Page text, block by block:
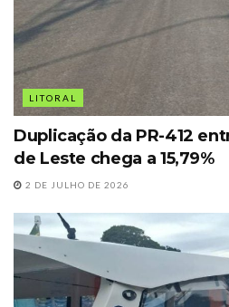
LITORAL
Duplicação da PR-412
de Leste chega a 15,79%
2 DE JULHO DE 2026